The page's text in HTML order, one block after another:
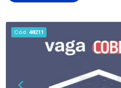
Cód. 48211